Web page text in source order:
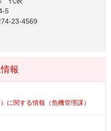
5
23-4569
報
に関する情報（危機管理課）